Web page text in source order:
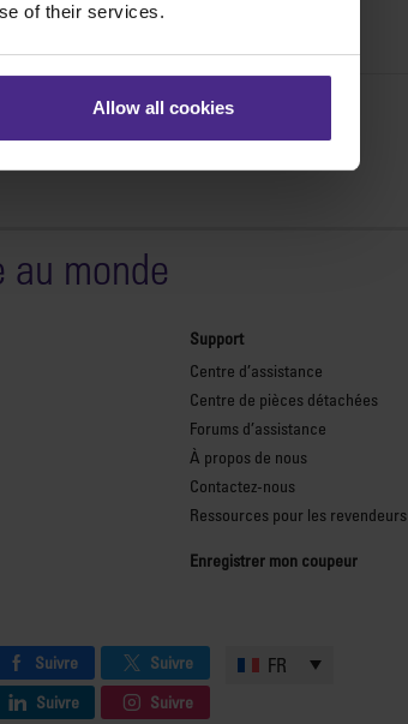
of their services.
Allow all cookies
au monde
Support
Centre d’assistance
Centre de pièces détachées
Forums d’assistance
À propos de nous
Contactez-nous
Ressources pour les revendeurs
Enregistrer mon coupeur
Suivre
Suivre
Suivre
Suivre
FR